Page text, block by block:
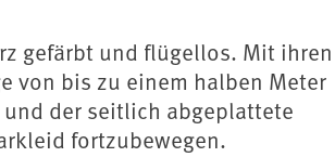
gefärbt und flügellos. Mit ihren
von bis zu einem halben Meter
der seitlich abgeplattete
fortzubewegen.